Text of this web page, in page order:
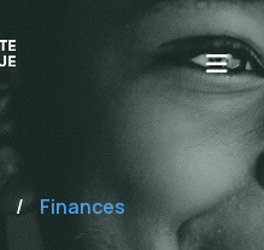
/ Finances